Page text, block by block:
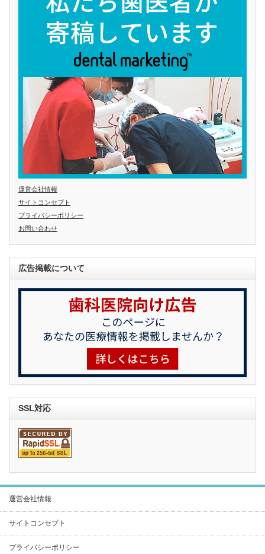
運営会社情報
サイトコンセプト
プライバシーポリシー
お問い合わせ
広告掲載について
SSL対応
運営会社情報
サイトコンセプト
プライバシーポリシー